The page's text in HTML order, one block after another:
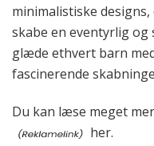
minimalistiske
skabe en eventyrlig
glæde ethvert barn
fascinerende
Du kan læse meget
her.